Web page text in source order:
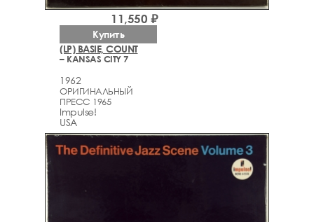
(LP) BASIE, COUNT
– KANSAS CITY 7
1962
ОРИГИНАЛЬНЫЙ
ПРЕСС 1965
Impulse!
USA
11,550 ₽
Купить